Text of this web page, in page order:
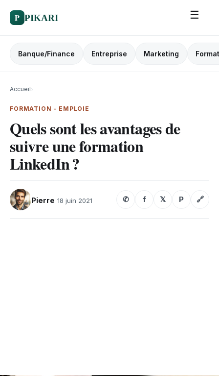
P PIKARI ☰
Banque/Finance Entreprise Marketing
Accueil›
FORMATION - EMPLOIE
Quels sont les avantages de
suivre une formation
LinkedIn ?
Pierre 18 juin 2021 ✆ f 𝕏 P 🔗